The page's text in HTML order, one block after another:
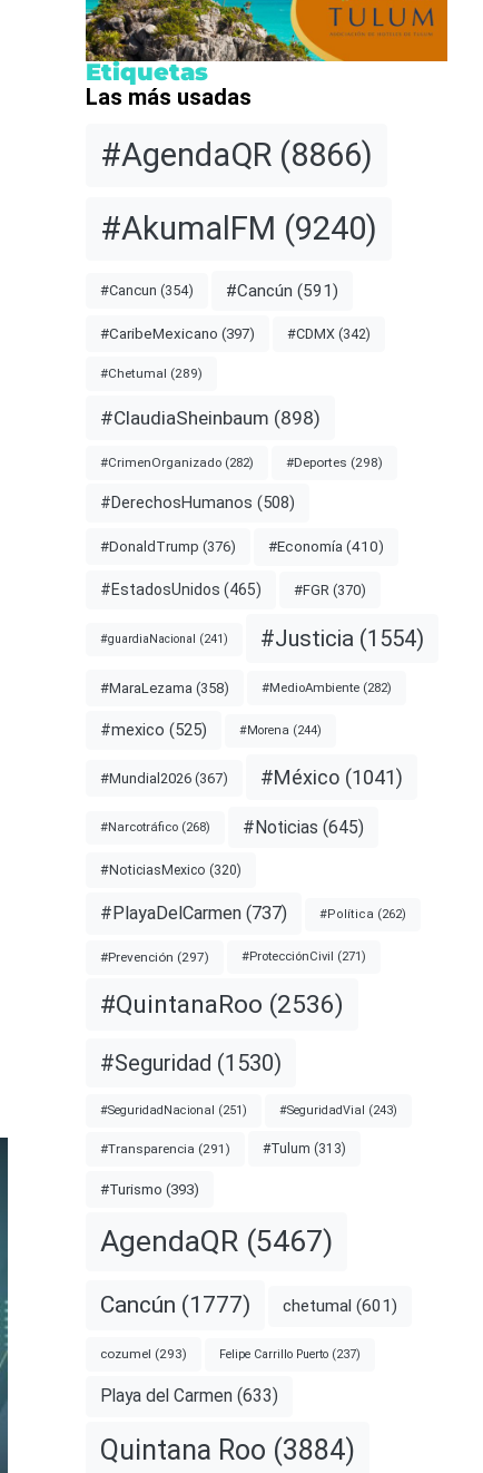
Etiquetas
Las más usadas
#AgendaQR(8866)
#AkumalFM (9240)
#Cancun (354) #Cancún (591)
#CaribeMexicano (397) #CDMX(342)
#Chetumal (289)
#ClaudiaSheinbaum (898)
#CrimenOrganizado(282) #Deportes (298)
#DerechosHumanos (508)
#DonaldTrump (376) #Economía (410)
#EstadosUnidos (465) #FGR (370)
#guardiaNacional (241) #Justicia (1554)
#MaraLezama (358) #MedioAmbiente(282)
#mexico (525) #Morena (244)
#Mundial2026(367) #México(1041)
#Narcotráfico(268) #Noticias (645)
#NoticiasMexico (320)
#PlayaDelCarmen(737) #Política (262)
#Prevención (297) #ProtecciónCivil (271)
#QuintanaRoo (2536)
#Seguridad (1530)
#SeguridadNacional (251) #SeguridadVial (243)
#Transparencia (291) #Tulum (313)
#Turismo (393)
AgendaQR(5467)
Cancún (1777) chetumal (601)
cozumel (293) Felipe Carrillo Puerto(237)
Playa del Carmen (633)
Quintana Roo (3884)